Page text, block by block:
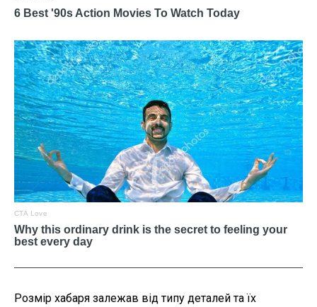
Розмір хабаря залежав від типу деталей та їх